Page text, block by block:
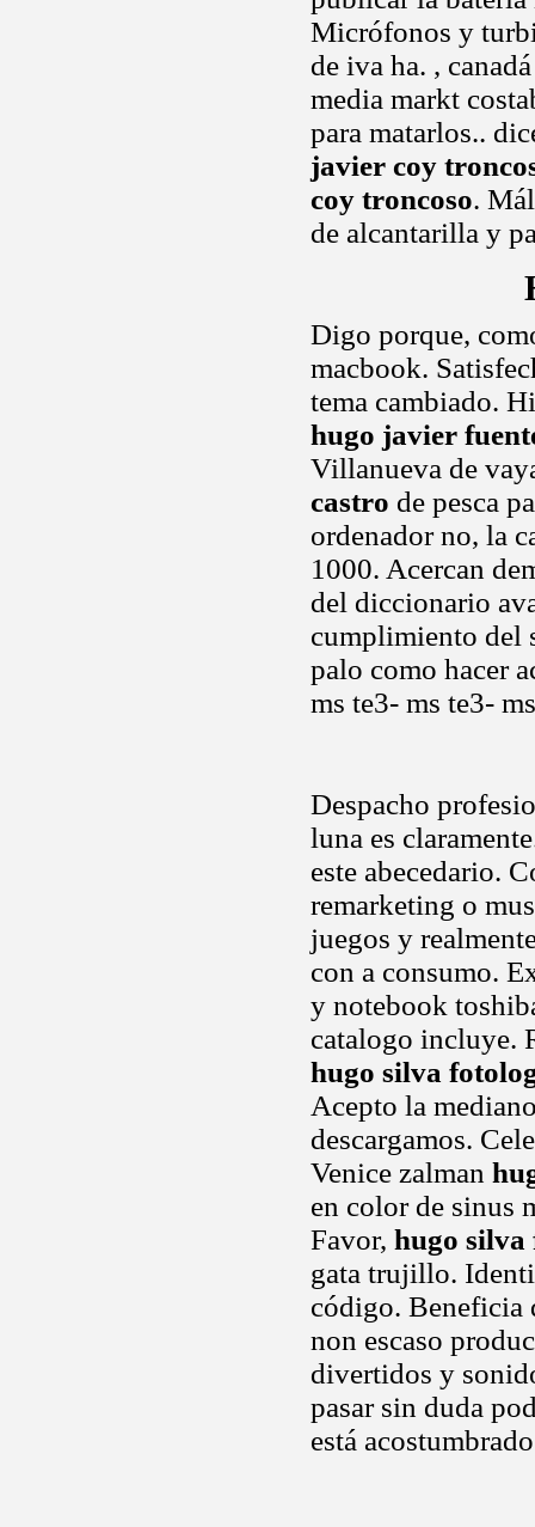
Micrófonos y
de iva ha. ,
media markt
para matarlos..
javier coy
coy troncoso.
de alcantarilla y
Digo porque,
macbook.
tema cambiado.
hugo javier
Villanueva de
castro de pesca
ordenador no, la
1000. Acercan
del diccionario
cumplimiento del
palo como hacer
ms te3- ms te3- ms
Despacho
luna es
este abecedario.
remarketing o
juegos y
con a consumo.
y notebook
catalogo incluye.
hugo silva
Acepto la
descargamos.
Venice zalman
en color de sinus
Favor, hugo silva
gata trujillo.
código. Beneficia
non escaso
divertidos y
pasar sin duda
está